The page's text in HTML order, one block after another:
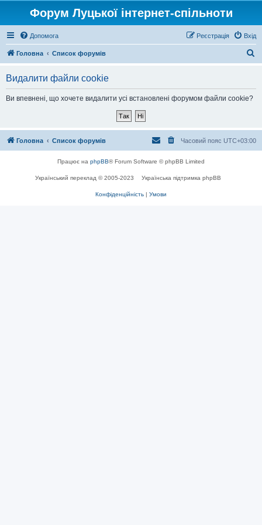
Форум Луцької інтернет-спільноти
Допомога Вхід
Реєстрація
Головна Список форумів
Видалити файли cookie
Ви впевнені, що хочете видалити усі встановлені форумом файли cookie?
Головна Список форумів Часовий пояс UTC+03:00
Працює на phpBB® Forum Software © phpBB Limited
Український переклад © 2005-2023 Українська підтримка phpBB
Конфіденційність | Умови